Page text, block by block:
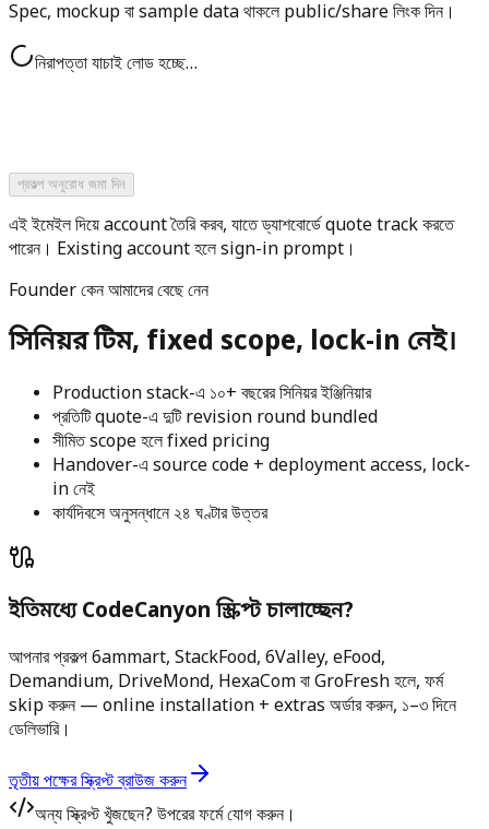
Spec, mockup বা sample data থাকলে public/share লিংক দিন।
নিরাপত্তা যাচাই লোড হচ্ছে…
প্রকল্প অনুরোধ জমা দিন
এই ইমেইল দিয়ে account তৈরি করব, যাতে ড্যাশবোর্ডে quote track করতে
পারেন। Existing account হলে sign-in prompt।
Founder কেন আমাদের বেছে নেন
সিনিয়র টিম, fixed scope, lock-in নেই।
Production stack-এ ১০+ বছরের সিনিয়র ইঞ্জিনিয়ার
প্রতিটি quote-এ দুটি revision round bundled
সীমিত scope হলে fixed pricing
Handover-এ source code + deployment access, lock-
in নেই
কার্যদিবসে অনুসন্ধানে ২৪ ঘণ্টার উত্তর
ইতিমধ্যে CodeCanyon স্ক্রিপ্ট চালাচ্ছেন?
আপনার প্রকল্প 6ammart, StackFood, 6Valley, eFood,
Demandium, DriveMond, HexaCom বা GroFresh হলে, ফর্ম
skip করুন — online installation + extras অর্ডার করুন, ১–৩ দিনে
ডেলিভারি।
তৃতীয় পক্ষের স্ক্রিপ্ট ব্রাউজ করুন
অন্য স্ক্রিপ্ট খুঁজছেন? উপরের ফর্মে যোগ করুন।